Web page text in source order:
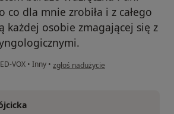
co dla mnie zrobiła i z całego
każdej osobie zmagającej się z
VOX • Inny • w opinii użytkownika Joanna
zgłoś nadużycie